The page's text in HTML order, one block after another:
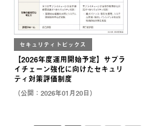
セキュリティトピックス
【2026年度運用開始予定】サプラ
イチェーン強化に向けたセキュリ
ティ対策評価制度
（公開：2026年01月20日）